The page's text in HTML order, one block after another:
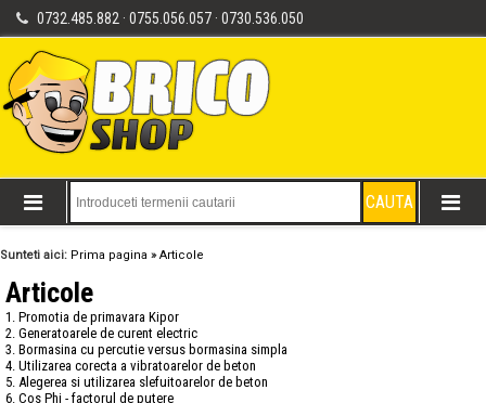
0732.485.882 · 0755.056.057 · 0730.536.050
Sunteti aici: Prima pagina »Articole
Articole
1. Promotia de primavara Kipor
2. Generatoarele de curent electric
3. Bormasina cu percutie versus bormasina simpla
4. Utilizarea corecta a vibratoarelor de beton
5. Alegerea si utilizarea slefuitoarelor de beton
6. Cos Phi - factorul de putere